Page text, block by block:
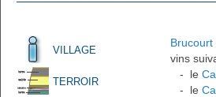
VILLAGE
TERROIR
Brucourt
vins
- le
- le